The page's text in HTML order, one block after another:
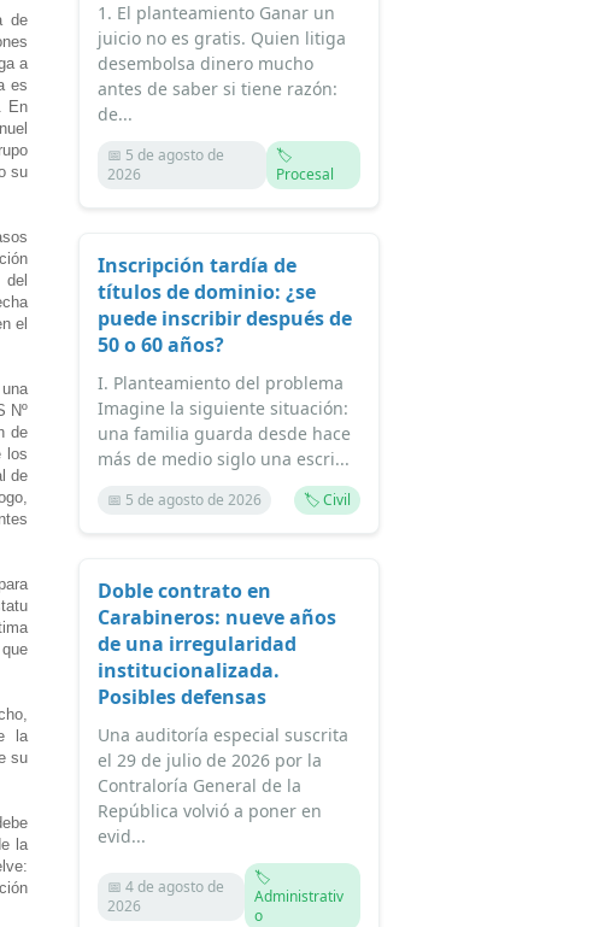
de
a
es
En
su
del
el
Nº
de
los
de
la
su
la
1. El planteamiento Ganar un
juicio no es gratis. Quien litiga
desembolsa dinero mucho
antes de saber si tiene razón:
de...
📅 5 de agosto de
2026
🏷️
Procesal
Inscripción tardía de
títulos de dominio: ¿se
puede inscribir después de
50 o 60 años?
I. Planteamiento del problema
Imagine la siguiente situación:
una familia guarda desde hace
más de medio siglo una escri...
📅 5 de agosto de 2026 🏷️ Civil
Doble contrato en
Carabineros: nueve años
de una irregularidad
institucionalizada.
Posibles defensas
Una auditoría especial suscrita
el 29 de julio de 2026 por la
Contraloría General de la
República volvió a poner en
evid...
📅 4 de agosto de
2026
🏷️
Administrativ
o